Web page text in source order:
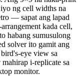
ng cell widths na
— sapat ang lapad
kada cell,
habang sumusulong
solver ito gamit ang
eye view sa
i-replicate sa
monitor.